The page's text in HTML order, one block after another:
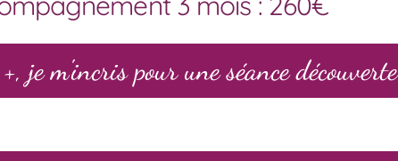
je m'incris pour une séance découverte